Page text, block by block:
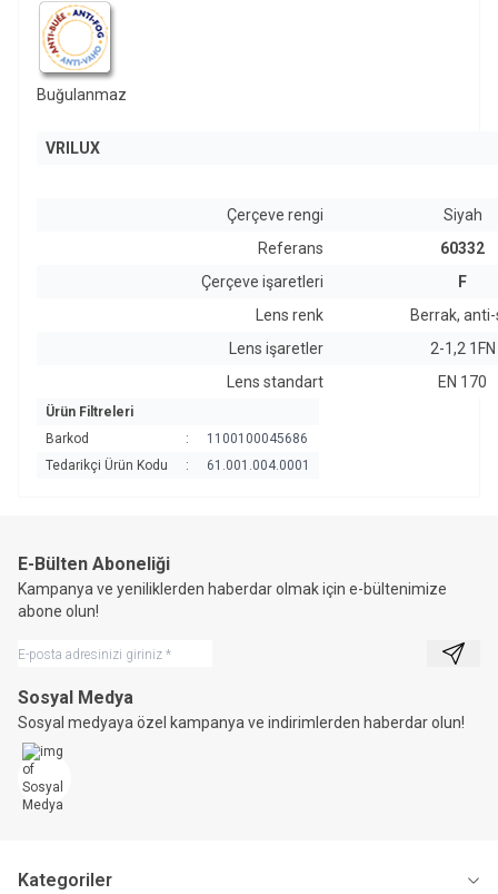
Buğulanmaz
VRILUX
Çerçeve rengi
Siyah
Referans
60332
Çerçeve işaretleri
F
Lens renk
Berrak,
Lens işaretler
2-1,2 1FN
Lens standart
EN 170
Ürün Filtreleri
Barkod
:
1100100045686
Tedarikçi Ürün Kodu
: 61.001.004.0001
E-Bülten Aboneliği
Kampanya ve yeniliklerden haberdar olmak için e-bültenimize
abone olun!
Kayıt
Sosyal Medya
Sosyal medyaya özel kampanya ve indirimlerden haberdar olun!
Kategoriler